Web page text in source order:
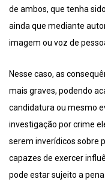
de ambos, que tenha
ainda que mediante
imagem ou voz de
Nesse caso, as
mais graves, podendo
candidatura ou mesmo
investigação por crime
serem inverídicos sobre
capazes de exercer
pode estar sujeito a